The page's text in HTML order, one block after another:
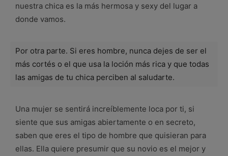
nuestra chica es la más hermosa y sexy del lugar a
donde vamos.
Por otra parte. Si eres hombre, nunca dejes de ser el
más cortés o el que usa la loción más rica y que todas
las amigas de tu chica perciben al saludarte.
Una mujer se sentirá increíblemente loca por ti, si
siente que sus amigas abiertamente o en secreto,
saben que eres el tipo de hombre que quisieran para
ellas. Ella quiere presumir que su novio es el mejor y